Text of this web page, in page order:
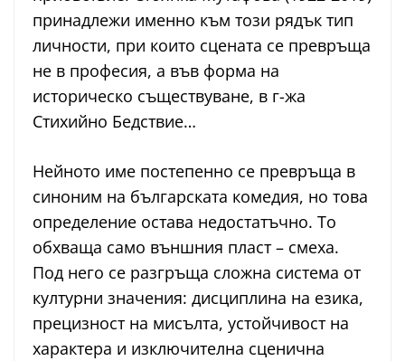
принадлежи именно към този рядък тип
личности, при които сцената се превръща
не в професия, а във форма на
историческо съществуване, в г-жа
Стихийно Бедствие…
Нейното име постепенно се превръща в
синоним на българската комедия, но това
определение остава недостатъчно. То
обхваща само външния пласт – смеха.
Под него се разгръща сложна система от
културни значения: дисциплина на езика,
прецизност на мисълта, устойчивост на
характера и изключителна сценична